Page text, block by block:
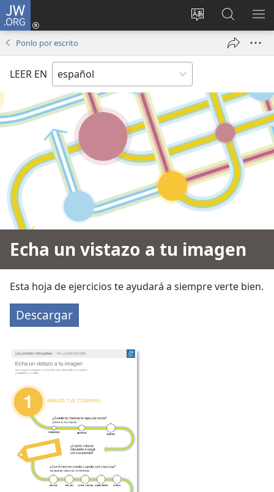
JW.ORG
Cambiar
del sitio
Iniciar
sesión
nueva
en
jw.org
Ponlo por escrito
LEER EN
Echa un vistazo a tu imagen
Esta hoja de ejercicios te ayudará a siempre verte bien.
Descargar